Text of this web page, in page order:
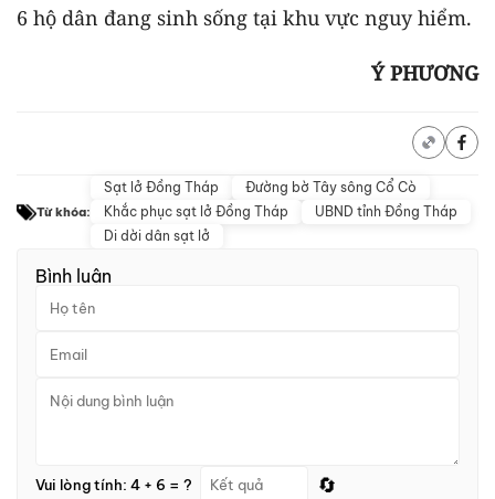
6 hộ dân đang sinh sống tại khu vực nguy hiểm.
Ý PHƯƠNG
Từ khóa:
Sạt lở Đồng Tháp
Đường bờ Tây sông Cổ Cò
Khắc phục sạt lở Đồng Tháp
UBND tỉnh Đồng Tháp
Di dời dân sạt lở
Bình luận
Vui lòng tính: 4 + 6 = ? 🔄